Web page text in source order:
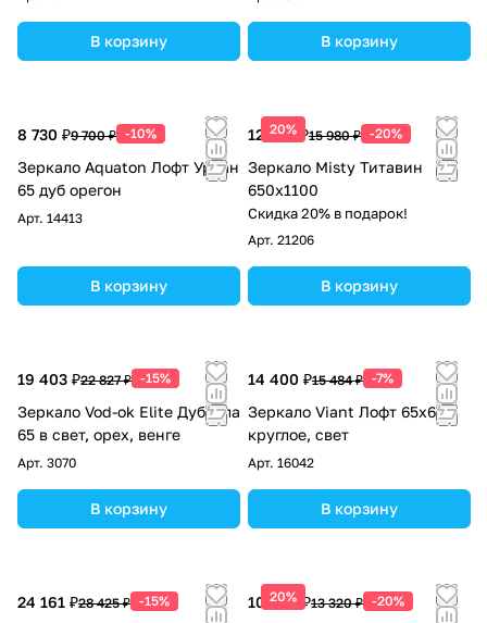
В корзину В корзину
8 730 ₽9 700 ₽ -10%
Зеркало Aquaton Лофт Урбан
65 дуб орегон
Арт. 14413
В корзину
20%
12 784 ₽15 980 ₽ -20%
Зеркало Misty Титавин
650x1100
Скидка 20% в подарок!
Арт. 21206
В корзину
19 403 ₽22 827 ₽ -15%
Зеркало Vod-ok Elite Дубэлла
65 в свет, орех, венге
Арт. 3070
В корзину
14 400 ₽15 484 ₽ -7%
Зеркало Viant Лофт 65х65
круглое, свет
Арт. 16042
В корзину
24 161 ₽28 425 ₽ -15% 20%
10 656 ₽13 320 ₽ -20%